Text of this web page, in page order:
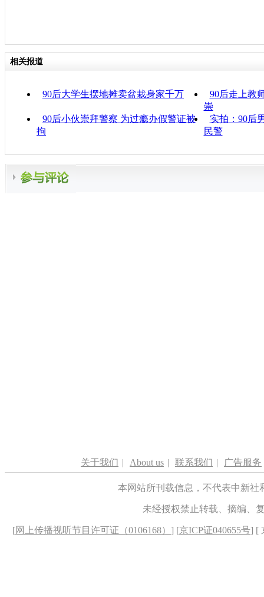
相关报道
90后大学生摆地摊卖盆栽身家千万
90后走上教
崇
90后小伙崇拜警察 为过瘾办假警证被
拘
实拍：90后
民警
关于我们 | About us | 联系我们 | 广告服务
本网站所刊载信息，不代表中新
未经授权禁止转载、摘编、
[网上传播视听节目许可证（0106168） ] [京ICP证040655号] [